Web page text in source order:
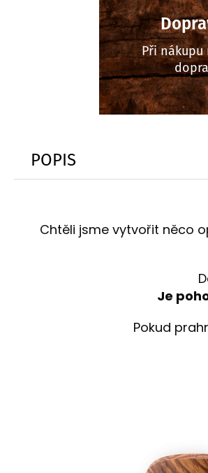
Při nákupu
POPIS
Chtěli jsme vytvořit něco
Je
Pokud